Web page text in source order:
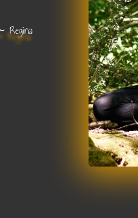
Regina